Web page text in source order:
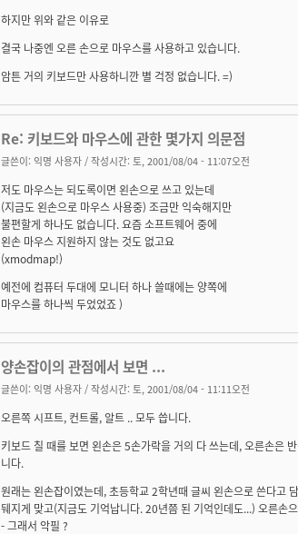
하지만 위와 같은 이유로
결국 나중엔 오른 손으로 마우스를 사용하고 있습니다.
암튼 거의 키보드만 사용하니깐 별 걱정 없습니다. =)
Re: 키보드와 마우스에 관한 몇가지 의문점
글쓴이: 익명 사용자 / 작성시간: 토, 2001/08/04 - 11:07오전
저도 마우스는 되도록이면 왼손으로 쓰고 있는데
(지금도 왼손으로 마우스 사용중) 조금만 익숙해지만
불편할게 하나도 없습니다. 요즘 소프트웨어 중에
왼손 마우스 지원하지 않는 것도 없고요
(xmodmap!)
예전에 컴퓨터 두대에 모니터 하나 쓸때에는 양쪽에
마우스를 하나씩 두었었죠 )
양손잡이의 관점에서 보면 ...
글쓴이: 익명 사용자 / 작성시간: 토, 2001/08/04 - 11:11오전
오른쪽 시프트, 컨트롤, 알트 .. 모두 씁니다.
키보드 칠 때를 보면 왼손은 5손가락을 거의 다 쓰는데, 오른손은
니다.
원래는 왼손잡이였는데, 초등학교 2학년때 글씨 왼손으로 쓴다고
뒈지게 맞고(지금도 기억납니다. 20년쯤 된 기억인데도...) 오른손
- 그래서 악필 ?